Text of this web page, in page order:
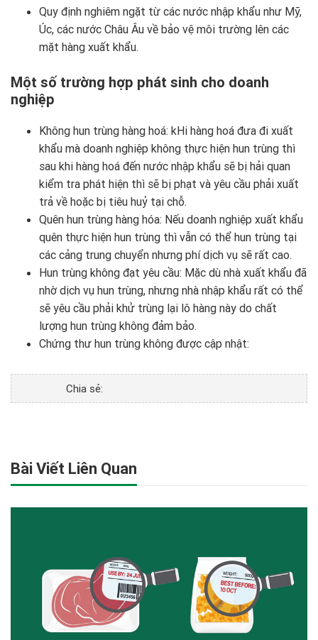
Quy định nghiêm ngặt từ các nước nhập khẩu như Mỹ,
Úc, các nước Châu Âu về bảo vệ môi trường lên các
mặt hàng xuất khẩu.
Một số trường hợp phát sinh cho doanh
nghiệp
Không hun trùng hàng hoá: kHi hàng hoá đưa đi xuất
khẩu mà doanh nghiệp không thực hiện hun trùng thì
sau khi hàng hoá đến nước nhập khẩu sẽ bị hải quan
kiểm tra phát hiện thì sẽ bị phạt và yêu cầu phải xuất
trả về hoặc bị tiêu huỷ tại chỗ.
Quên hun trùng hàng hóa: Nếu doanh nghiệp xuất khẩu
quên thực hiện hun trùng thì vẫn có thể hun trùng tại
các cảng trung chuyển nhưng phí dịch vụ sẽ rất cao.
Hun trùng không đạt yêu cầu: Mặc dù nhà xuất khẩu đã
nhờ dịch vụ hun trùng, nhưng nhà nhập khẩu rất có thể
sẽ yêu cầu phải khử trùng lại lô hàng này do chất
lượng hun trùng không đảm bảo.
Chứng thư hun trùng không được cập nhật:
Chia sẻ:
Bài Viết Liên Quan